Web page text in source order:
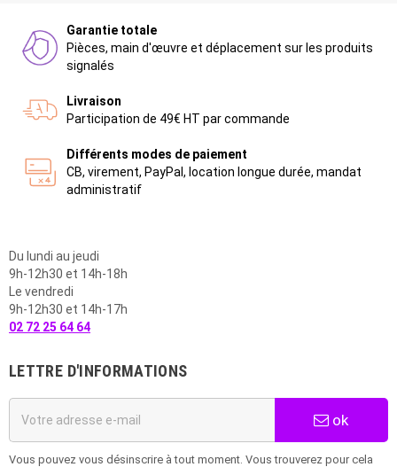
Garantie totale
Pièces, main d'œuvre et déplacement sur les produits
signalés
Livraison
Participation de 49€ HT par commande
Différents modes de paiement
CB, virement, PayPal, location longue durée, mandat
administratif
Du lundi au jeudi
9h-12h30 et 14h-18h
Le vendredi
9h-12h30 et 14h-17h
02 72 25 64 64
LETTRE D'INFORMATIONS
ok
Vous pouvez vous désinscrire à tout moment. Vous trouverez pour cela